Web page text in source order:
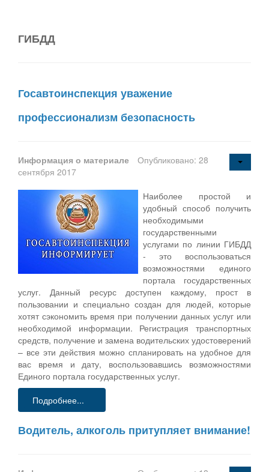
ГИБДД
Госавтоинспекция уважение
профессионализм безопасность
Информация о материале
Опубликовано: 28
сентября 2017
Наиболее простой и
удобный способ получить
необходимыми
государственными
услугами по линии ГИБДД
- это воспользоваться
возможностями единого
портала государственных
услуг. Данный ресурс доступен каждому, прост в
пользовании и специально создан для людей, которые
хотят сэкономить время при получении данных услуг или
необходимой информации. Регистрация транспортных
средств, получение и замена водительских удостоверений
– все эти действия можно спланировать на удобное для
вас время и дату, воспользовавшись возможностями
Единого портала государственных услуг.
Подробнее...
Водитель, алкоголь притупляет внимание!